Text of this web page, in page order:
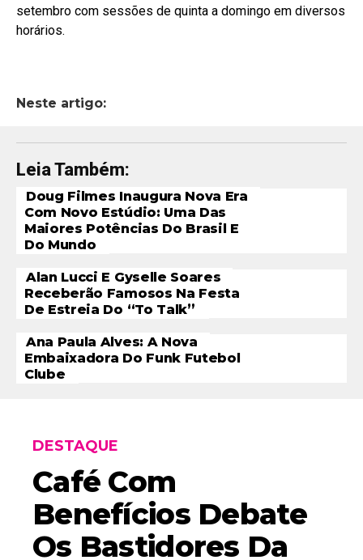
setembro com sessões de quinta a domingo em diversos
horários.
Neste artigo:
Leia Também:
Doug Filmes Inaugura Nova Era
Com Novo Estúdio: Uma Das
Maiores Potências Do Brasil E
Do Mundo
Alan Lucci E Gyselle Soares
Receberão Famosos Na Festa
De Estreia Do “To Talk”
Ana Paula Alves: A Nova
Embaixadora Do Funk Futebol
Clube
DESTAQUE
Café Com
Benefícios Debate
Os Bastidores Da